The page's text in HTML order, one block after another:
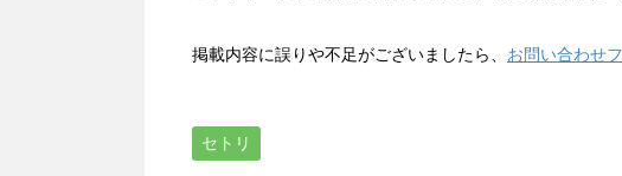
掲載内容に誤りや不足がございましたら、 お問い合わせ
セトリ